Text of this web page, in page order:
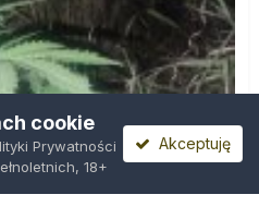
cookie
Prywatności
18+
Akceptuję